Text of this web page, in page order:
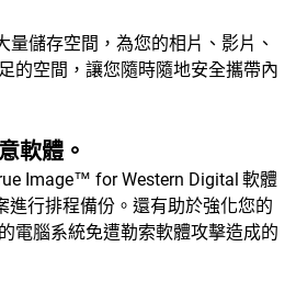
量儲存空間，為您的相片、影片、
的空間，讓您隨時隨地安全攜帶內
軟體。
Image™ for Western Digital 軟體
進行排程備份。還有助於強化您的
電腦系統免遭勒索軟體攻擊造成的